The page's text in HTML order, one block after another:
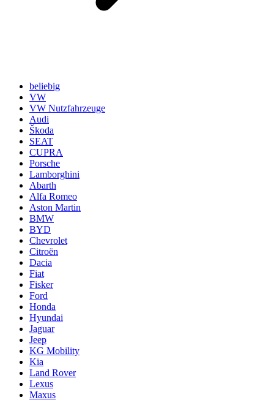
beliebig
VW
VW Nutzfahrzeuge
Audi
Škoda
SEAT
CUPRA
Porsche
Lamborghini
Abarth
Alfa Romeo
Aston Martin
BMW
BYD
Chevrolet
Citroën
Dacia
Fiat
Fisker
Ford
Honda
Hyundai
Jaguar
Jeep
KG Mobility
Kia
Land Rover
Lexus
Maxus